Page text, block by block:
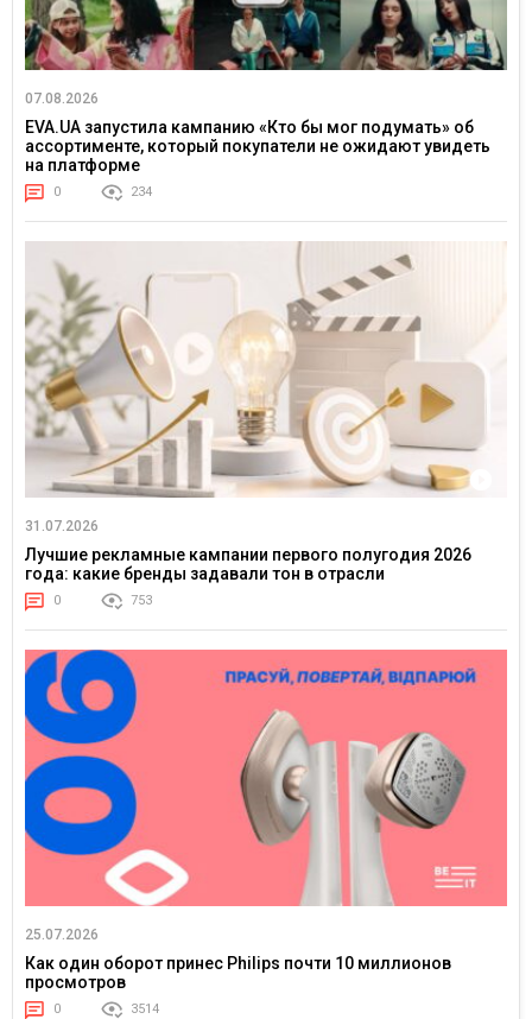
07.08.2026
EVA.UA запустила кампанию «Кто бы мог подумать» об
ассортименте, который покупатели не ожидают увидеть
на платформе
0 234
31.07.2026
Лучшие рекламные кампании первого полугодия 2026
года: какие бренды задавали тон в отрасли
0 753
25.07.2026
Как один оборот принес Philips почти 10 миллионов
просмотров
0 3514